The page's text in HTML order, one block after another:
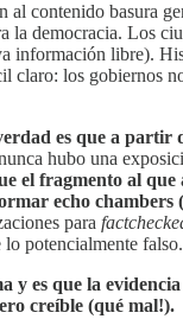
contenido basura
democracia. Los
información libre).
claro: los gobiernos
es que a
hubo una
el fragmento al
echo chambers
para
potencialmente
y es que la
creíble (qué mal!).